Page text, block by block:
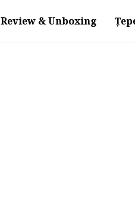
Review & Unboxing